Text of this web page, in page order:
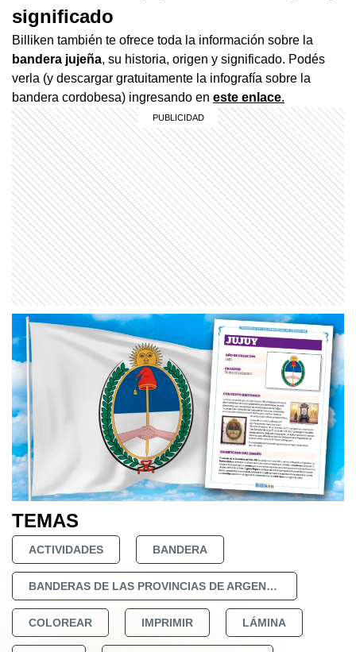
significado
Billiken también te ofrece toda la información sobre la
bandera jujeña, su historia, origen y significado. Podés
verla (y descargar gratuitamente la infografía sobre la
bandera cordobesa) ingresando en este enlace.
TEMAS
ACTIVIDADES BANDERA
BANDERAS DE LAS PROVINCIAS DE ARGENTINA
COLOREAR IMPRIMIR LÁMINA